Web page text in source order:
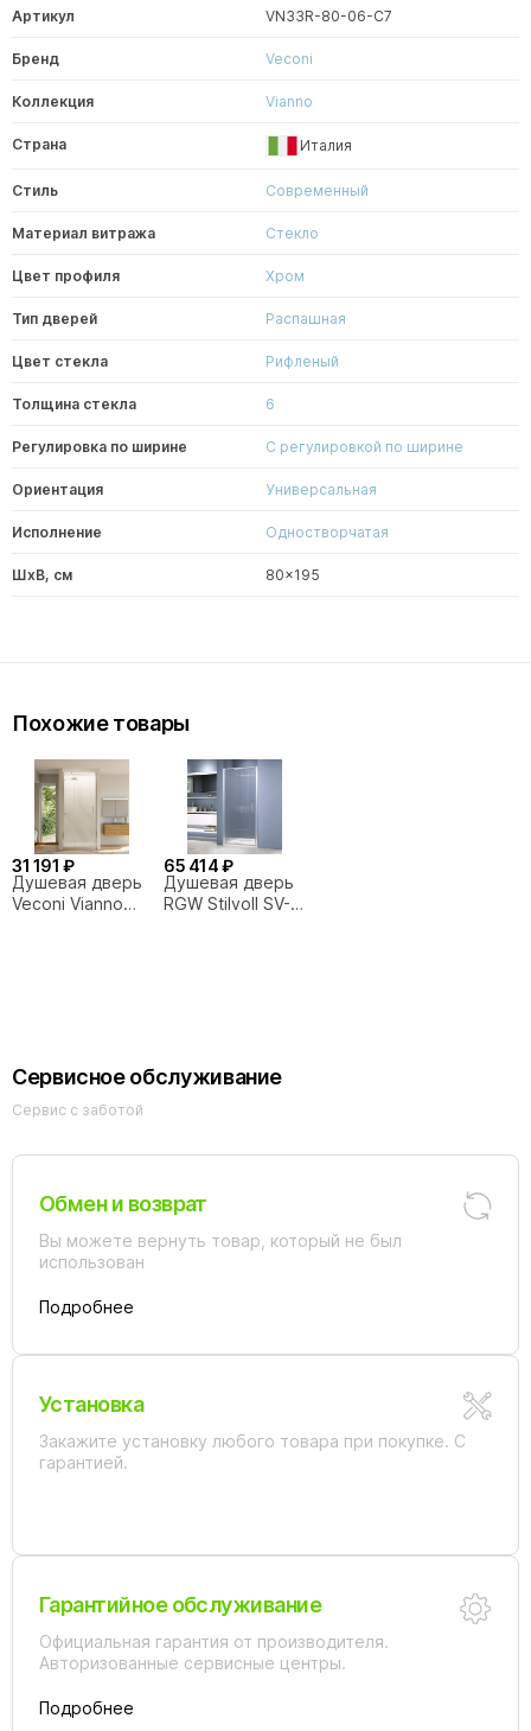
Артикул VN33R-80-06-C7
Бренд Veconi
Коллекция Vianno
Страна Италия
Стиль Современный
Материал витража Стекло
Цвет профиля Хром
Тип дверей Распашная
Цвет стекла Рифленый
Толщина стекла 6
Регулировка по ширине С регулировкой по ширине
Ориентация Универсальная
Исполнение Одностворчатая
ШxВ, см 80x195
Похожие товары
31 191 ₽
Душевая дверь
Veconi Vianno
65 414 ₽
Душевая дверь
RGW Stilvoll SV-
Сервисное обслуживание
Сервис с заботой
Обмен и возврат
Вы можете вернуть товар, который не был
использован
Подробнее
Установка
Закажите установку любого товара при покупке. С
гарантией.
Гарантийное обслуживание
Официальная гарантия от производителя.
Авторизованные сервисные центры.
Подробнее